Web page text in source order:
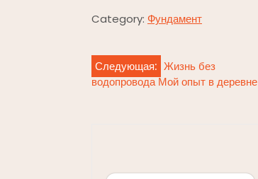
Category: Фундамент
Навигация
по
Следующая: Жизнь без
водопровода Мой опыт в деревне